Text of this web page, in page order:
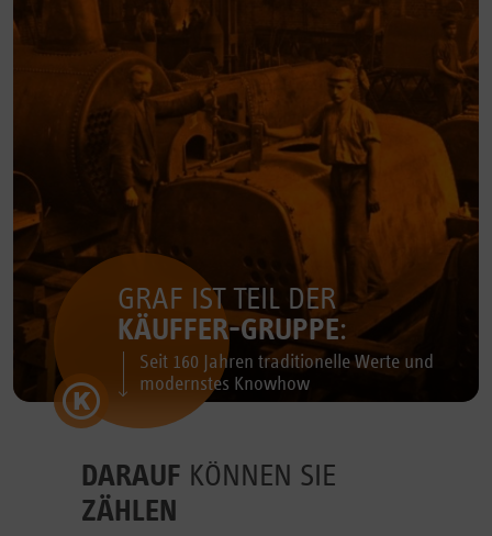
GRAF IST TEIL DER
KÄUFFER-GRUPPE:
Seit 160 Jahren traditionelle Werte und
modernstes Knowhow
DARAUF KÖNNEN SIE
ZÄHLEN